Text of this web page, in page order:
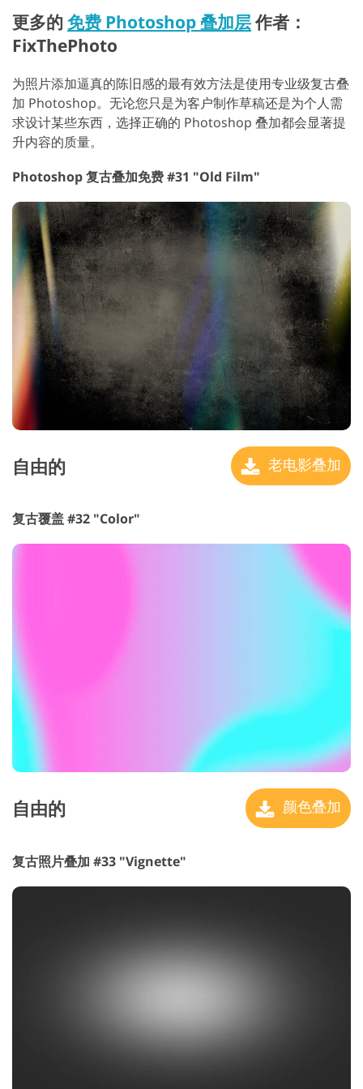
更多的 免费 Photoshop 叠加层作者：
FixThePhoto
为照片添加逼真的陈旧感的最有效方法是使用专业级复古叠
加 Photoshop。无论您只是为客户制作草稿还是为个人需
求设计某些东西，选择正确的 Photoshop 叠加都会显著提
升内容的质量。
Photoshop 复古叠加免费 #31 "Old Film"
自由的 老电影叠加
复古覆盖 #32 "Color"
自由的 颜色叠加
复古照片叠加 #33 "Vignette"